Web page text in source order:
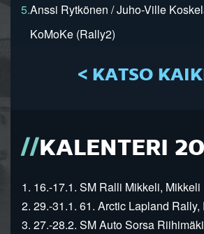
5.Anssi Rytkönen / Juho-Ville
KoMoKe (Rally2)
< KATSO
KALENTERI
1. 16.-17.1. SM Ralli Mikkeli, Mikkeli
2. 29.-31.1. 61. Arctic Lapland Rally,
3. 27.-28.2. SM Auto Sorsa